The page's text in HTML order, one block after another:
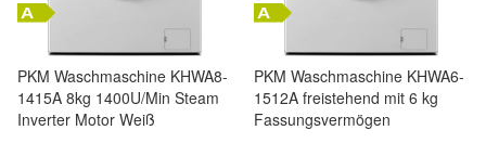
PKM Waschmaschine KHWA8-
1415A 8kg 1400U/Min Steam
Inverter Motor Weiß
PKM Waschmaschine KHWA6-
1512A freistehend mit 6 kg
Fassungsvermögen